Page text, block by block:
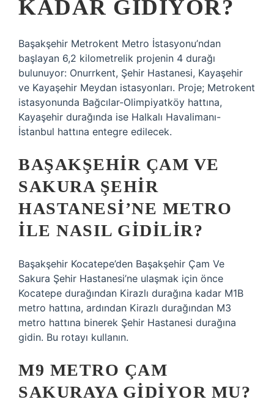
KADAR GIDIYOR?
Başakşehir Metrokent Metro İstasyonu’ndan
başlayan 6,2 kilometrelik projenin 4 durağı
bulunuyor: Onurrkent, Şehir Hastanesi, Kayaşehir
ve Kayaşehir Meydan istasyonları. Proje; Metrokent
istasyonunda Bağcılar-Olimpiyatköy hattına,
Kayaşehir durağında ise Halkalı Havalimanı-
İstanbul hattına entegre edilecek.
BAŞAKŞEHIR ÇAM VE
SAKURA ŞEHIR
HASTANESI’NE METRO
ILE NASIL GIDILIR?
Başakşehir Kocatepe’den Başakşehir Çam Ve
Sakura Şehir Hastanesi’ne ulaşmak için önce
Kocatepe durağından Kirazlı durağına kadar M1B
metro hattına, ardından Kirazlı durağından M3
metro hattına binerek Şehir Hastanesi durağına
gidin. Bu rotayı kullanın.
M9 METRO ÇAM
SAKURAYA GIDIYOR MU?